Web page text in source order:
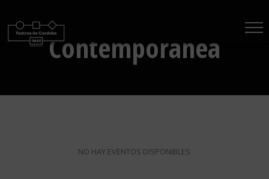
contenidoContemporánea
NO HAY EVENTOS DISPONIBLES